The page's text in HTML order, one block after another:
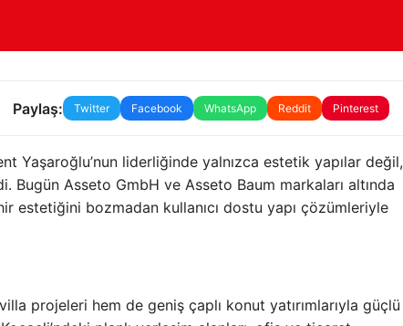
Paylaş: Twitter Facebook WhatsApp Reddit Pinterest
Yaşaroğlu’nun liderliğinde yalnızca estetik yapılar değil,
Asseto GmbH ve Asseto Baum markaları altında
estetiğini bozmadan kullanıcı dostu yapı çözümleriyle
projeleri hem de geniş çaplı konut yatırımlarıyla güçlü